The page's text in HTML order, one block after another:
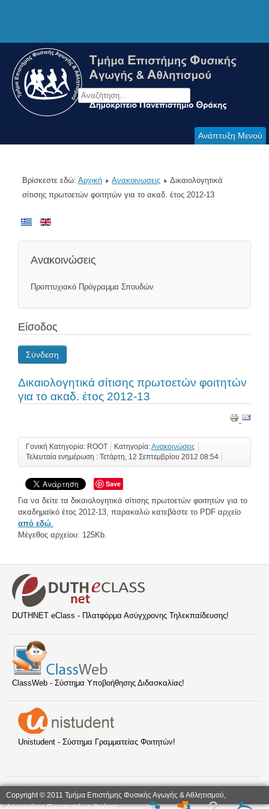
Ανάπτυξη Μενού
Βρίσκεστε εδώ: Αρχική Ανακοινωσεις
Δικαιολογητικά
σίτισης πρωτοετών φοιτητών για το ακαδ. έτος 2012-13
Ανακοινώσεις
Προπτυχιακό Πρόγραμμα Σπουδών
Είσοδος
Σύνδεση
Δικαιολογητικά σίτισης πρωτοετών φοιτητών
για το ακαδ. έτος 2012-13
Γονική Κατηγορία: ROOT Κατηγορία:Ανακοινώσεις
Τελευταία ενημέρωση : Τετάρτη, 12 Σεπτεμβρίου 2012 08:54
Save
Για να δείτε τα δικαιολογητικά σίτισης πρωτοετών φοιτητών για το
ακαδημαϊκό έτος 2012-13, παρακαλώ κατεβάστε το PDF αρχείο
από εδώ
Μέγεθος αρχείου: 125Kb.
DUTHNET eClass - Πλατφόρμα Ασύγχρονης Τηλεκπαίδευσης!
ClassWeb - Σύστημα Υποβοήθησης Διδασκαλίας!
Unistudent - Σύστημα Γραμματείας Φοιτητών!
Copyright © 2011 Τμήμα Επιστήμης Φυσικής Αγωγής & Αθλητισμού,
Δημοκρίτειο Πανεπιστήμιο Θράκης